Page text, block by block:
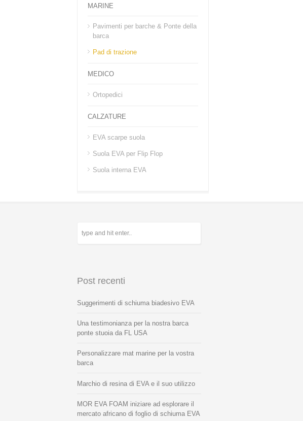
MARINE
Pavimenti per barche & Ponte della
barca
Pad di trazione
MEDICO
Ortopedici
CALZATURE
EVA scarpe suola
Suola EVA per Flip Flop
Suola interna EVA
Post recenti
Suggerimenti di schiuma biadesivo EVA
Una testimonianza per la nostra barca
ponte stuoia da FL USA
Personalizzare mat marine per la vostra
barca
Marchio di resina di EVA e il suo utilizzo
MOR EVA FOAM iniziare ad esplorare il
mercato africano di foglio di schiuma EVA